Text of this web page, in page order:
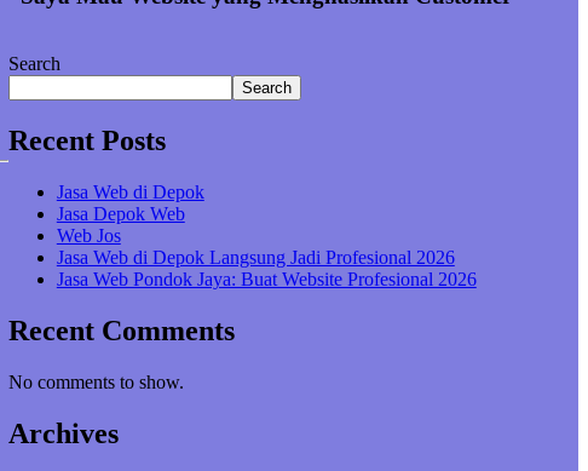
Search
Search
Recent Posts
Jasa Web di Depok
Jasa Depok Web
Web Jos
Jasa Web di Depok Langsung Jadi Profesional 2026
Jasa Web Pondok Jaya: Buat Website Profesional 2026
Recent Comments
No comments to show.
Archives